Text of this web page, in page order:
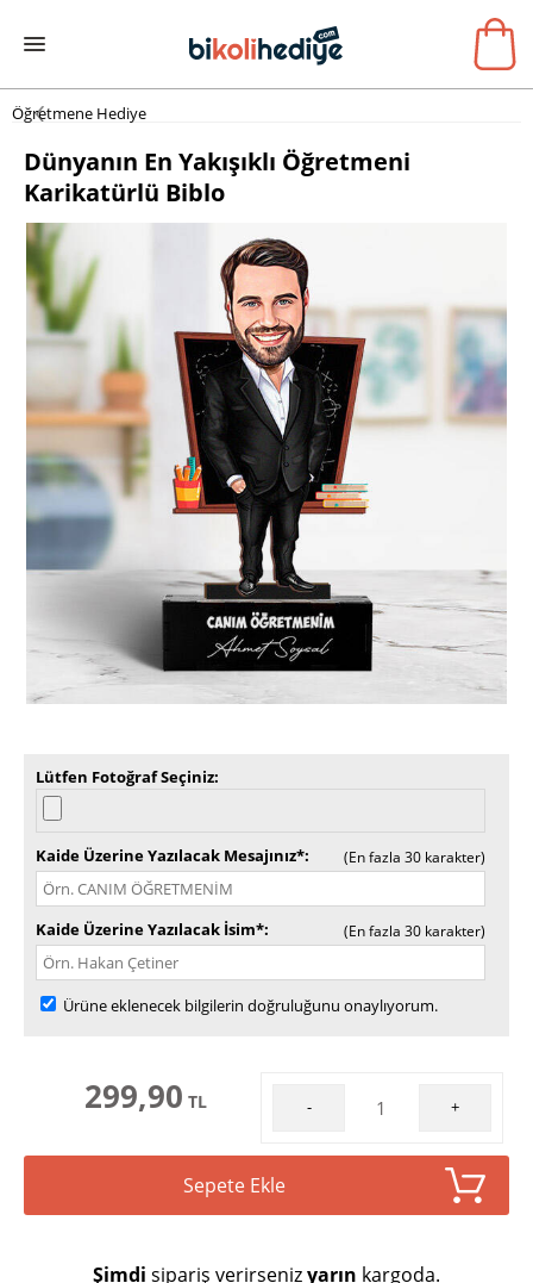
Öğretmene Hediye
Dünyanın En Yakışıklı Öğretmeni
Karikatürlü Biblo
Lütfen Fotoğraf Seçiniz
Kaide Üzerine Yazılacak Mesajınız* (En fazla 30 karakter)
Kaide Üzerine Yazılacak İsim* (En fazla 30 karakter)
Ürüne eklenecek bilgilerin doğruluğunu onaylıyorum.
299,90 TL - +
Sepete Ekle
Şimdi sipariş verirsenizyarın kargoda.